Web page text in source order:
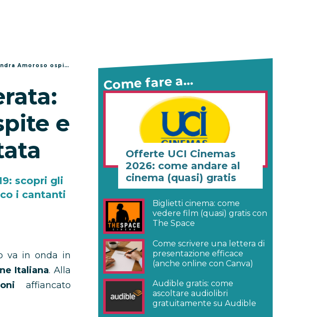
e la scaletta della puntata
e
scopri gli
i cantanti
va in onda in
Italiana. Alla
affiancato
Come fare a…
Offerte UCI Cinemas
2026: come andare al
cinema (quasi) gratis
Biglietti cinema: come
vedere film (quasi) gratis con
The Space
Come scrivere una lettera di
presentazione efficace
(anche online con Canva)
Audible gratis: come
ascoltare audiolibri
gratuitamente su Audible